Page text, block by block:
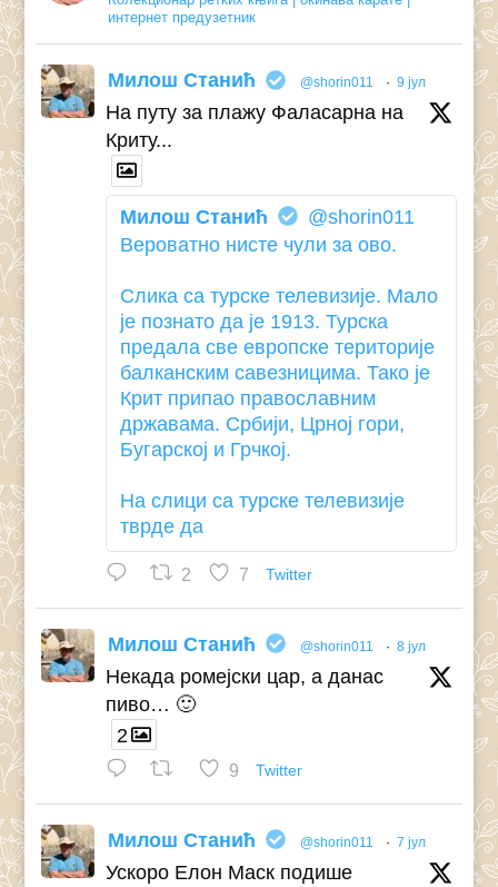
интернет предузетник
Милош Станић @shorin011 · 9 јул
На путу за плажу Фаласарна на
Криту...
Милош Станић
@shorin011
Вероватно нисте чули за ово.
Слика са турске телевизије. Мало
је познато да је 1913. Турска
предала све европске територије
балканским савезницима. Тако је
Крит припао православним
државама. Србији, Црној гори,
Бугарској и Грчкој.
На слици са турске телевизије
тврде да
2 7 Twitter
Милош Станић @shorin011 · 8 јул
Некада ромејски цар, а данас
пиво… 🙂
2
9 Twitter
Милош Станић @shorin011 · 7 јул
Ускоро Елон Маск подише